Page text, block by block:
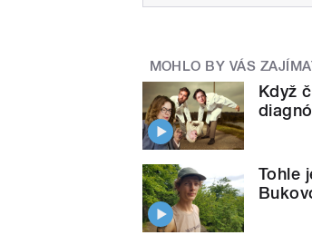
MOHLO BY VÁS
Když
Tohle